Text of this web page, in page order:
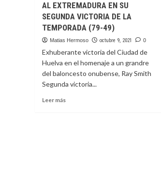
AL EXTREMADURA EN SU
SEGUNDA VICTORIA DE LA
TEMPORADA (79-49)
Matias Hermoso octubre 9, 2021 0
Exhuberante victoria del Ciudad de
Huelva en el homenaje a un grandre
del baloncesto onubense, Ray Smith
Segunda victoria...
Leer más